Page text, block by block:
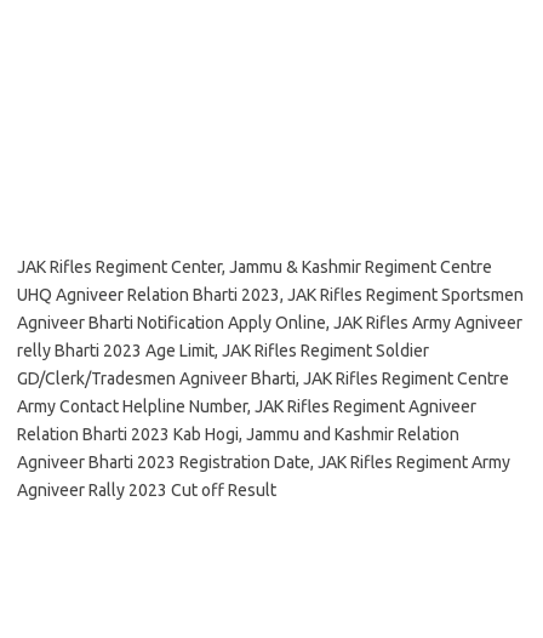
JAK Rifles Regiment Center, Jammu & Kashmir Regiment Centre
UHQ Agniveer Relation Bharti 2023, JAK Rifles Regiment Sportsmen
Agniveer Bharti Notification Apply Online, JAK Rifles Army Agniveer
relly Bharti 2023 Age Limit, JAK Rifles Regiment Soldier
GD/Clerk/Tradesmen Agniveer Bharti, JAK Rifles Regiment Centre
Army Contact Helpline Number, JAK Rifles Regiment Agniveer
Relation Bharti 2023 Kab Hogi, Jammu and Kashmir Relation
Agniveer Bharti 2023 Registration Date, JAK Rifles Regiment Army
Agniveer Rally 2023 Cut off Result